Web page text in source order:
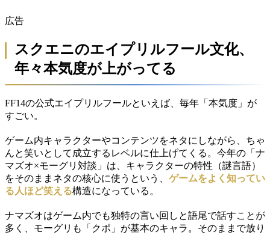
広告
スクエニのエイプリルフール文化、
年々本気度が上がってる
FF14の公式エイプリルフールといえば、毎年「本気度」が
すごい。
ゲーム内キャラクターやコンテンツをネタにしながら、ちゃ
んと笑いとして成立するレベルに仕上げてくる。今年の「ナ
マズオ×モーグリ対談」は、キャラクターの特性（謎言語）
をそのままネタの核心に使うという、 ゲームをよく知ってい
る人ほど笑える構造になっている。
ナマズオはゲーム内でも独特の言い回しと語尾で話すことが
多く、モーグリも「クポ」が基本のキャラ。そのままで放り